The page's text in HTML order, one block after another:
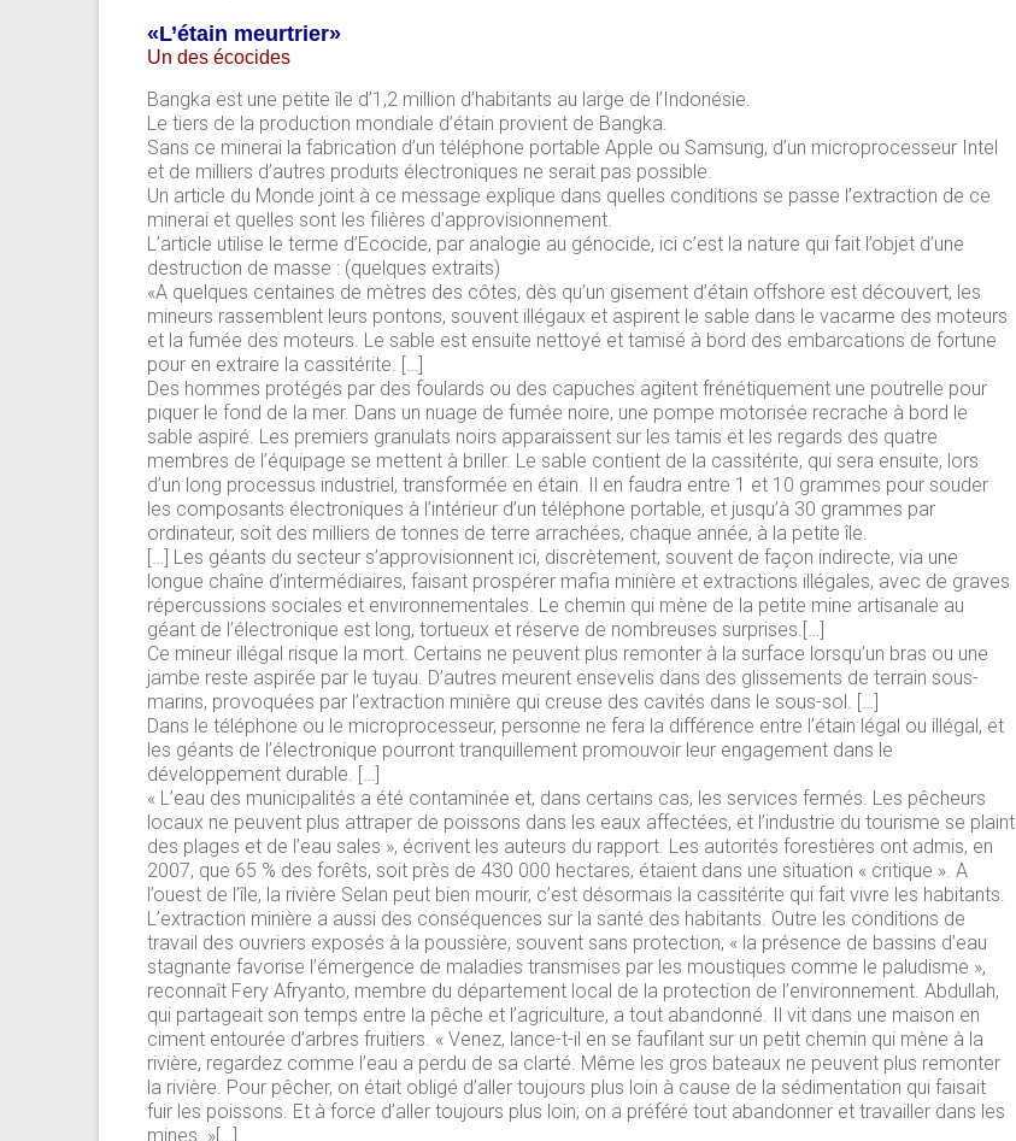
«L’étain meurtrier»
Un des écocides
Bangka est une petite île d’1,2 million d’habitants au large de l’Indonésie.
Le tiers de la production mondiale d’étain provient de Bangka.
Sans ce minerai la fabrication d’un téléphone portable Apple ou Samsung, d’un microprocesseur Intel
et de milliers d’autres produits électroniques ne serait pas possible.
Un article du Monde joint à ce message explique dans quelles conditions se passe l’extraction de ce
minerai et quelles sont les filières d’approvisionnement.
L’article utilise le terme d’Ecocide, par analogie au génocide, ici c’est la nature qui fait l’objet d’une
destruction de masse : (quelques extraits)
«A quelques centaines de mètres des côtes, dès qu’un gisement d’étain offshore est découvert, les
mineurs rassemblent leurs pontons, souvent illégaux et aspirent le sable dans le vacarme des moteurs
et la fumée des moteurs. Le sable est ensuite nettoyé et tamisé à bord des embarcations de fortune
pour en extraire la cassitérite. […]
Des hommes protégés par des foulards ou des capuches agitent frénétiquement une poutrelle pour
piquer le fond de la mer. Dans un nuage de fumée noire, une pompe motorisée recrache à bord le
sable aspiré. Les premiers granulats noirs apparaissent sur les tamis et les regards des quatre
membres de l’équipage se mettent à briller. Le sable contient de la cassitérite, qui sera ensuite, lors
d’un long processus industriel, transformée en étain. Il en faudra entre 1 et 10 grammes pour souder
les composants électroniques à l’intérieur d’un téléphone portable, et jusqu’à 30 grammes par
ordinateur, soit des milliers de tonnes de terre arrachées, chaque année, à la petite île.
[…] Les géants du secteur s’approvisionnent ici, discrètement, souvent de façon indirecte, via une
longue chaîne d’intermédiaires, faisant prospérer mafia minière et extractions illégales, avec de graves
répercussions sociales et environnementales. Le chemin qui mène de la petite mine artisanale au
géant de l’électronique est long, tortueux et réserve de nombreuses surprises.[…]
Ce mineur illégal risque la mort. Certains ne peuvent plus remonter à la surface lorsqu’un bras ou une
jambe reste aspirée par le tuyau. D’autres meurent ensevelis dans des glissements de terrain sous-
marins, provoquées par l’extraction minière qui creuse des cavités dans le sous-sol. […]
Dans le téléphone ou le microprocesseur, personne ne fera la différence entre l’étain légal ou illégal, et
les géants de l’électronique pourront tranquillement promouvoir leur engagement dans le
développement durable. […]
« L’eau des municipalités a été contaminée et, dans certains cas, les services fermés. Les pêcheurs
locaux ne peuvent plus attraper de poissons dans les eaux affectées, et l’industrie du tourisme se plaint
des plages et de l’eau sales », écrivent les auteurs du rapport. Les autorités forestières ont admis, en
2007, que 65 % des forêts, soit près de 430 000 hectares, étaient dans une situation « critique ». A
l’ouest de l’île, la rivière Selan peut bien mourir, c’est désormais la cassitérite qui fait vivre les habitants.
L’extraction minière a aussi des conséquences sur la santé des habitants. Outre les conditions de
travail des ouvriers exposés à la poussière, souvent sans protection, « la présence de bassins d’eau
stagnante favorise l’émergence de maladies transmises par les moustiques comme le paludisme »,
reconnaît Fery Afryanto, membre du département local de la protection de l’environnement. Abdullah,
qui partageait son temps entre la pêche et l’agriculture, a tout abandonné. Il vit dans une maison en
ciment entourée d’arbres fruitiers. « Venez, lance-t-il en se faufilant sur un petit chemin qui mène à la
rivière, regardez comme l’eau a perdu de sa clarté. Même les gros bateaux ne peuvent plus remonter
la rivière. Pour pêcher, on était obligé d’aller toujours plus loin à cause de la sédimentation qui faisait
fuir les poissons. Et à force d’aller toujours plus loin, on a préféré tout abandonner et travailler dans les
mines. »[…]